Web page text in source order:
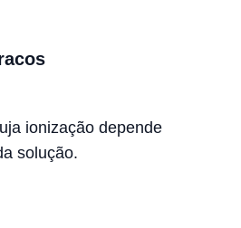
ionização depende
solução.